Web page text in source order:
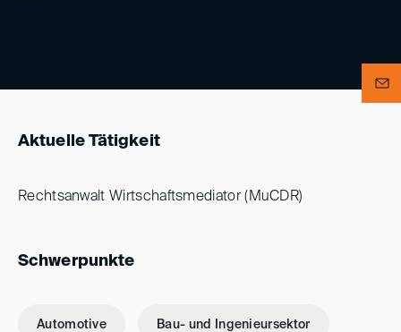
Aktuelle Tätigkeit
Rechtsanwalt Wirtschaftsmediator (MuCDR)
Schwerpunkte
Automotive Bau- und Ingenieursektor